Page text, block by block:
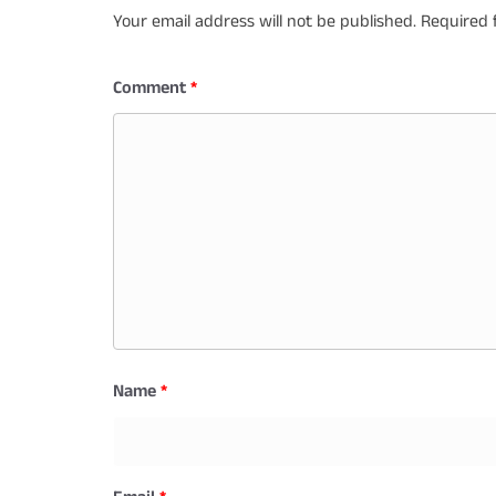
Your email address will not be published. Required
Comment*
Name*